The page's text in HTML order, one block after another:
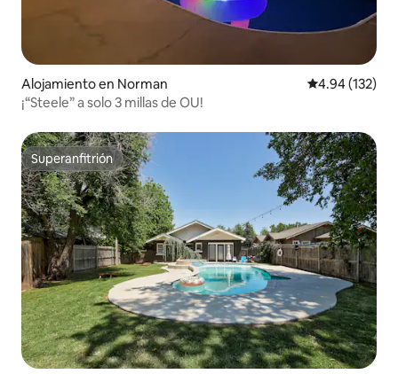
Alojamiento en Norman Calificación
4.94 (132)
¡“Steele” a solo 3 millas de OU!
Superanfitrión
Superanfitrión